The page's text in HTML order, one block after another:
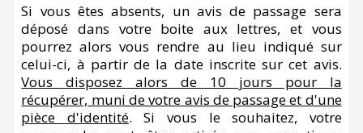
Si vous êtes absents, un avis de passage sera
déposé dans votre boite aux lettres, et vous
pourrez alors vous rendre au lieu indiqué sur
celui-ci, à partir de la date inscrite sur cet avis.
Vous disposez alors de 10 jours pour la
récupérer, muni de votre avis de passage et d'une
pièce d'identité. Si vous le souhaitez, votre